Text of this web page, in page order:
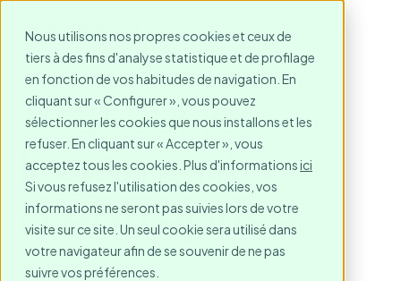
Nous utilisons nos propres cookies et ceux de
tiers à des fins d'analyse statistique et de profilage
en fonction de vos habitudes de navigation. En
cliquant sur « Configurer », vous pouvez
sélectionner les cookies que nous installons et les
refuser. En cliquant sur « Accepter », vous
acceptez tous les cookies. Plus d'informationsici
Si vous refusez l'utilisation des cookies, vos
informations ne seront pas suivies lors de votre
visite sur ce site. Un seul cookie sera utilisé dans
votre navigateur afin de se souvenir de ne pas
suivre vos préférences.
Tout sur le
logement
d'entreprise